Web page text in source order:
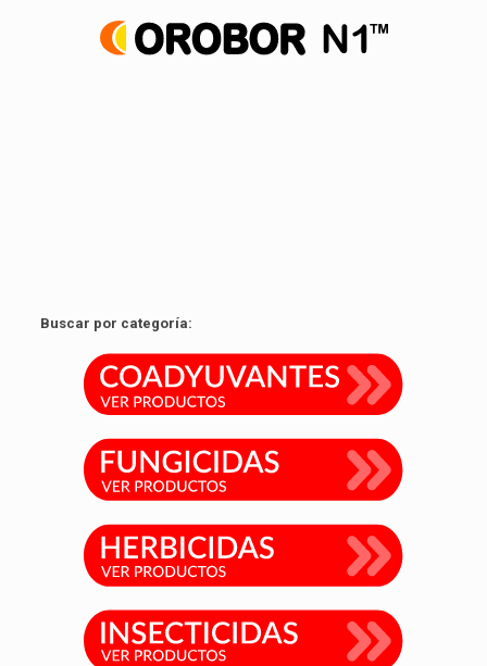
Agente coadyuvante foliar a base de aceite de naranja.
Ver producto
Buscar por categoría: